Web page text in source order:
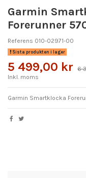
Garmin
Forerunner
Referens 010-02971-00
Sista produkten i lager
5 499,00 kr 6
Inkl. moms
Garmin Smartklocka